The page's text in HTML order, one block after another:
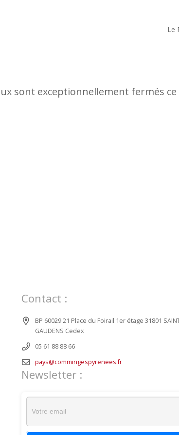
Le
sont exceptionnellement fermés
Contact :
BP 60029 21 Place du Foirail 1er étage 31801
GAUDENS Cedex
05 61 88 88 66
pays@commingespyrenees.fr
Newsletter :